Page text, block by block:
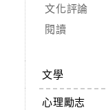
文化評論
閱讀
文學
心理勵志